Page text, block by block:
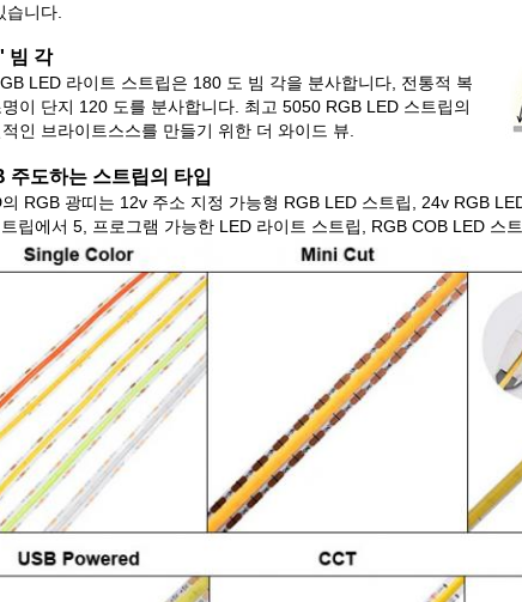
습니다.
빔 각
LED 라이트 스트립은 180 도 빔 각을 분사합니다, 전통적 복
이 단지 120 도를 분사합니다. 최고 5050 RGB LED 스트립의
인 브라이트스스를 만들기 위한 더 와이드 뷰.
주도하는 스트립의 타입
RGB 광띠는 12v 주소 지정 가능형 RGB LED 스트립, 24v RGB
립에서 5, 프로그램 가능한 LED 라이트 스트립, RGB COB LED 스